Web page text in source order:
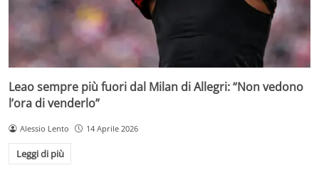
Leao sempre più fuori dal Milan di Allegri: “Non vedono
l’ora di venderlo”
Alessio Lento 14 Aprile 2026
Leggi di più